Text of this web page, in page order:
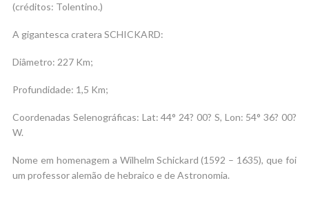
(créditos: Tolentino.)
A gigantesca cratera SCHICKARD:
Diâmetro: 227 Km;
Profundidade: 1,5 Km;
Coordenadas Selenográficas: Lat: 44° 24? 00? S, Lon: 54° 36? 00?
W.
Nome em homenagem a Wilhelm Schickard (1592 – 1635), que foi
um professor alemão de hebraico e de Astronomia.